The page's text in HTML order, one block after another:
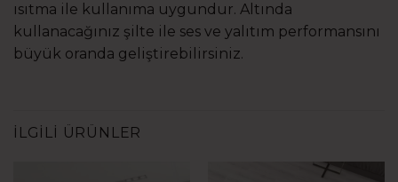
ısıtma ile kullanıma uygundur. Altında
kullanacağınız şilte ile ses ve yalıtım performansını
büyük oranda geliştirebilirsiniz.
İLGILI ÜRÜNLER